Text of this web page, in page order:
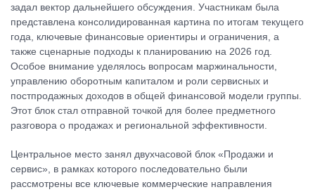
задал вектор дальнейшего обсуждения. Участникам была
представлена консолидированная картина по итогам текущего
года, ключевые финансовые ориентиры и ограничения, а
также сценарные подходы к планированию на 2026 год.
Особое внимание уделялось вопросам маржинальности,
управлению оборотным капиталом и роли сервисных и
постпродажных доходов в общей финансовой модели группы.
Этот блок стал отправной точкой для более предметного
разговора о продажах и региональной эффективности.
Центральное место занял двухчасовой блок «Продажи и
сервис», в рамках которого последовательно были
рассмотрены все ключевые коммерческие направления